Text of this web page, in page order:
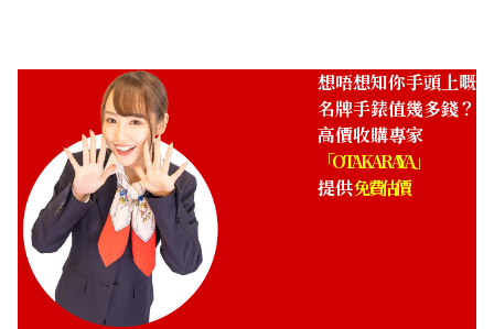
Vacheron Constantin
Malta Manual Winding
X82G7753 82230/000G-
想唔想知你手頭上嘅
名牌手錶值幾多錢？
高價收購專家
「OTAKARAYA」
提供免費估價